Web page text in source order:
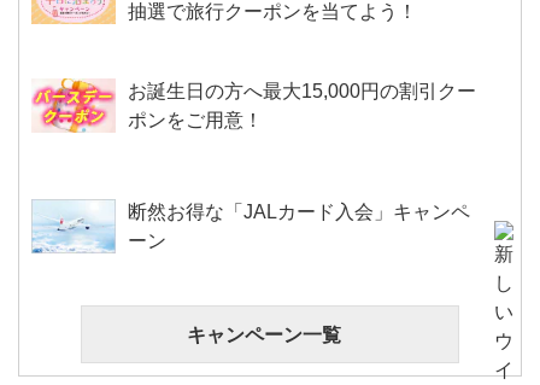
抽選で旅行クーポンを当てよう！
お誕生日の方へ最大15,000円の割引クー
ポンをご用意！
断然お得な「JALカード入会」キャンペ
ーン
キャンペーン一覧